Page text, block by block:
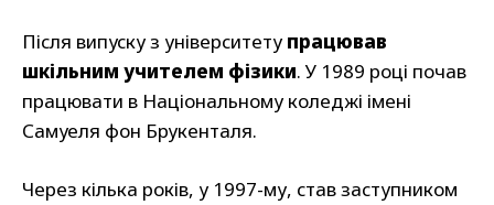
Після випуску з університету працював
шкільним учителем фізики. У 1989 році почав
працювати в Національному коледжі імені
Самуеля фон Брукенталя.
Через кілька років, у 1997-му, став заступником